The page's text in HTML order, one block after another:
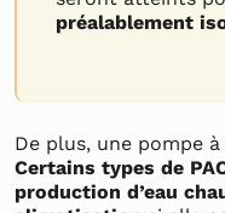
préalablement
De plus, une pompe
Certains types de
production d’eau